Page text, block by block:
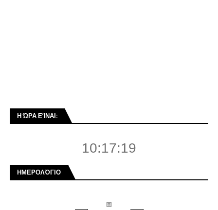
Η ΏΡΑ ΕΊΝΑΙ:
10:17:19
ΗΜΕΡΟΛΌΓΙΟ
📅